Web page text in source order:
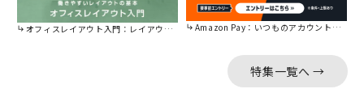
オフィスレイアウト入門：レイアウトの基本をご紹介。 Amazon Pay：いつものアカウントで簡単に決済可能。
特集一覧へ →